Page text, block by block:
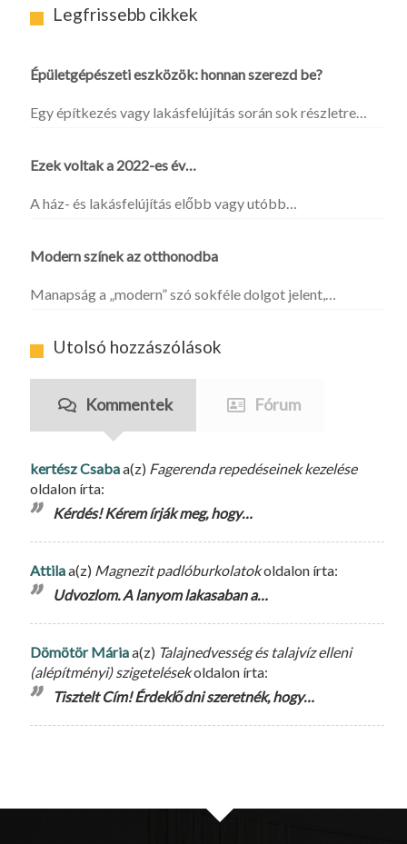
Legfrissebb cikkek
Épületgépészeti eszközök: honnan szerezd be?
Egy építkezés vagy lakásfelújítás során sok részletre…
Ezek voltak a 2022-es év…
A ház- és lakásfelújítás előbb vagy utóbb…
Modern színek az otthonodba
Manapság a „modern” szó sokféle dolgot jelent,…
Utolsó hozzászólások
Kommentek Fórum
kertész Csabaa(z) Fagerenda repedéseinek kezelése
oldalon írta:
Kérdés! Kérem írják meg, hogy…
Attilaa(z) Magnezit padlóburkolatokoldalon írta:
Udvozlom. A lanyom lakasaban a…
Dömötör Máriaa(z) Talajnedvesség és talajvíz elleni
(alépítményi) szigetelésekoldalon írta:
Tisztelt Cím! Érdeklődni szeretnék, hogy…